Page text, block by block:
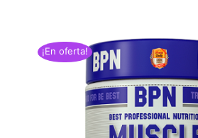
¡En oferta!